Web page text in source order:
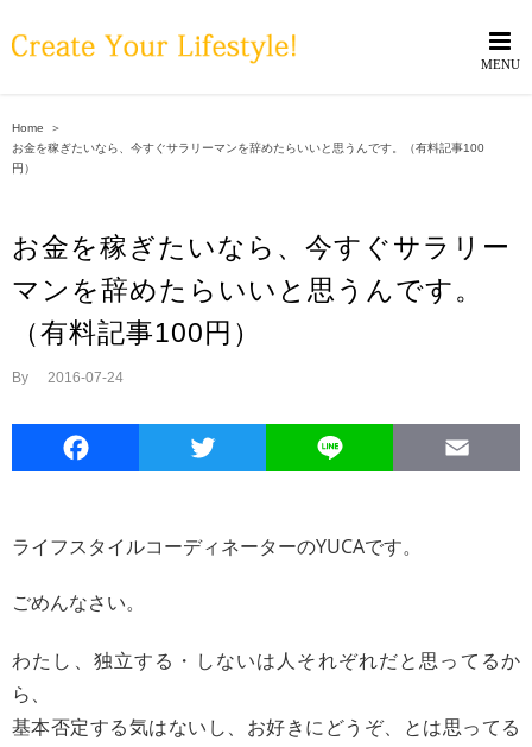
to
Home
＞
お金を稼ぎたいなら、今すぐサラリーマンを辞めたらいいと思うんです。（有料記事100
円）
お金を稼ぎたいなら、今すぐサラリー
マンを辞めたらいいと思うんです。
（有料記事100円）
By 2016-07-24
Facebook Twitter
ライフスタイルコーディネーターのYUCAです。
ごめんなさい。
わたし、独立する・しないは人それぞれだと思ってるか
ら、
基本否定する気はないし、お好きにどうぞ、とは思ってる